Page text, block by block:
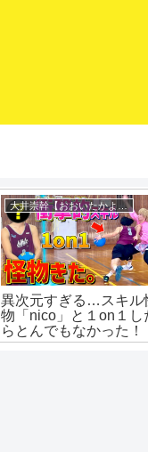
大井崇幹【おおいたかよし】
「大井たかよし」高校
代プレーまとめ！！